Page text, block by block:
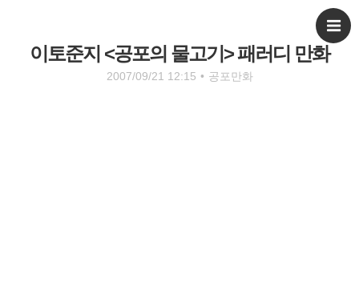
이토준지 <공포의 물고기> 패러디 만화
2007/09/21 12:15 • 공포만화